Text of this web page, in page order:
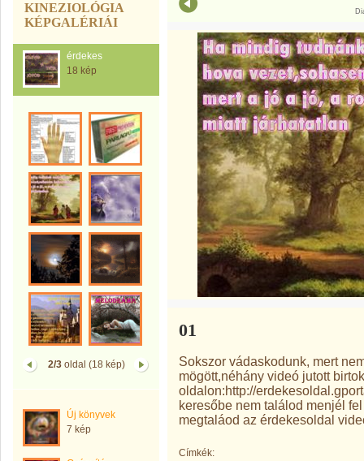
KINEZIOLÓGIA
KÉPGALÉRIÁI
érdekes
18 kép
2/3oldal (18 kép)
Új könyvek
7 kép
01
Sokszor vádaskodunk, mert
mögött,néhány videó jutott
oldalon:http://
keresőbe nem találod menjél
megtaláod az érdekesoldal
Címkék: